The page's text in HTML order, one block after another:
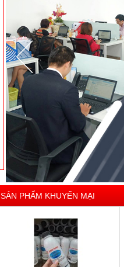
SẢN PHẨM KHUYẾN MẠI